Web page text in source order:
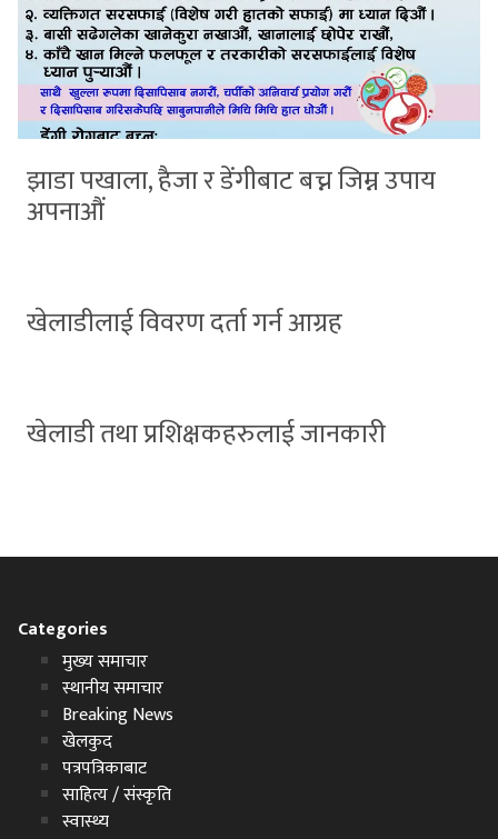
झाडा पखाला, हैजा र डेंगीबाट बच्न जिम्न उपाय
अपनाऔं
खेलाडीलाई विवरण दर्ता गर्न आग्रह
खेलाडी तथा प्रशिक्षकहरुलाई जानकारी
Categories
मुख्य समाचार
स्थानीय समाचार
Breaking News
खेलकुद
पत्रपत्रिकाबाट
साहित्य / संस्कृति
स्वास्थ्य